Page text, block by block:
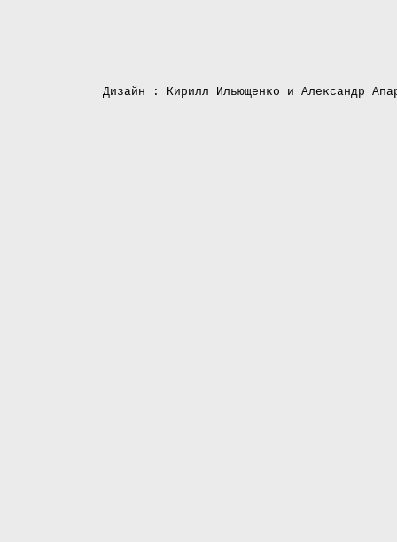
Дизайн : Кирилл Ильющенко и Александр